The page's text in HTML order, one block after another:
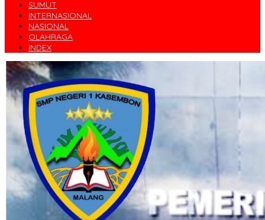
SUMUT
INTERNASIONAL
NASIONAL
OLAHRAGA
INDEX